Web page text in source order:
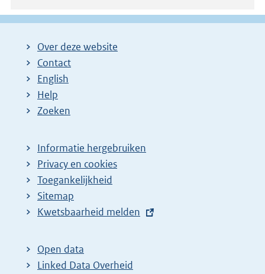
Over deze website
Contact
English
Help
Zoeken
Informatie hergebruiken
Privacy en cookies
Toegankelijkheid
Sitemap
E
t
e
Kwetsbaarheid melden
Open data
Linked Data Overheid